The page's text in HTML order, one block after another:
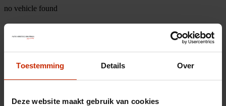
Toestemming Details Over
Deze website maakt gebruik van cookies
no vehicle found